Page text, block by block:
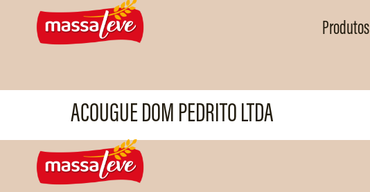
Produtos
ACOUGUE DOM PEDRITO LTDA